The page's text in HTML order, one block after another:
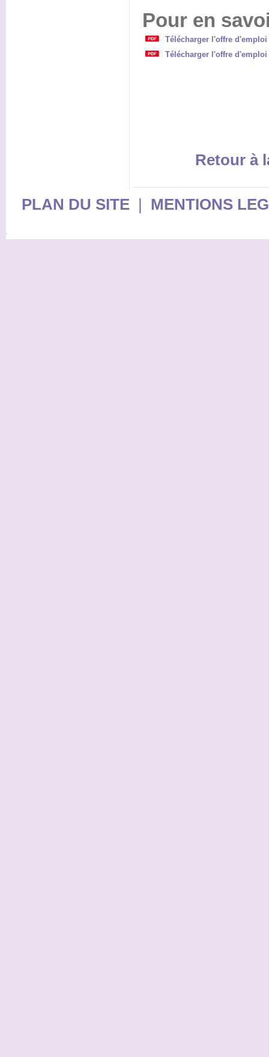
Pour en
Télécharger l'offre
Télécharger l'offre d'emploi
Retour à
PLAN DU SITE| MENTIONS